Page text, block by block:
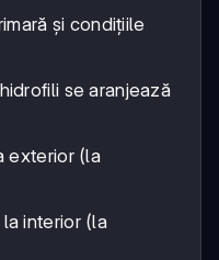
și condițiile
se aranjează
exterior (la
interior (la